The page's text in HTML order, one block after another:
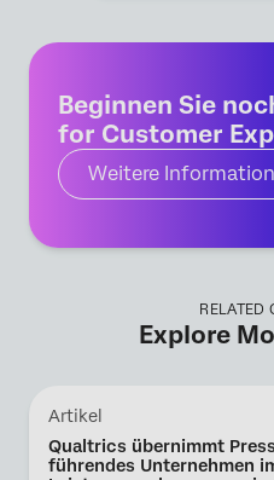
Beginnen Sie
for Customer
Weitere
RELATED
Explore
Artikel
Qualtrics übernimmt
führendes Unternehmen